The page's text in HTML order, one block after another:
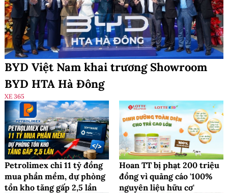
BYD Việt Nam khai trương Showroom
BYD HTA Hà Đông
XE 365
Petrolimex chi 11 tỷ đồng
mua phần mềm, dự phòng
tồn kho tăng gấp 2,5 lần
Hoan TT bị phạt 200 triệu
đồng vì quảng cáo '100%
nguyên liệu hữu cơ'